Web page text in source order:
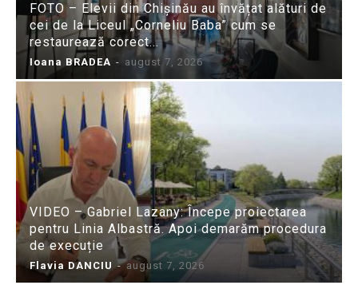
FOTO – Elevii din Chișinău au învățat alături de
cei de la Liceul „Corneliu Baba” cum se
restaurează corect...
Ioana BRADEA - august 7, 2026
VIDEO – Gabriel Lazany: Începe proiectarea
pentru Linia Albastră. Apoi demarăm procedura
de execuție
Flavia DANCIU - august 7, 2026